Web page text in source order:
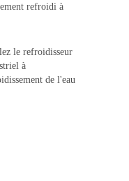
refroidi à
le refroidisseur
à
de l'eau